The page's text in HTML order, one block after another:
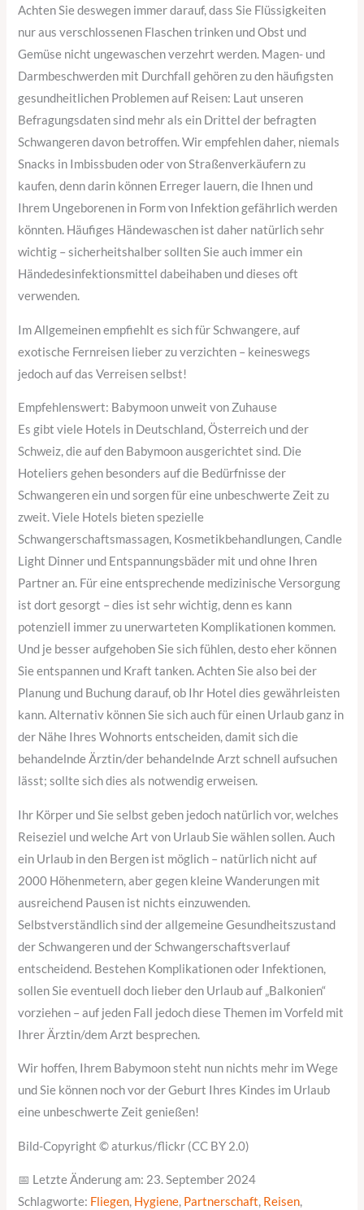
Achten Sie deswegen immer darauf, dass Sie Flüssigkeiten
nur aus verschlossenen Flaschen trinken und Obst und
Gemüse nicht ungewaschen verzehrt werden. Magen- und
Darmbeschwerden mit Durchfall gehören zu den häufigsten
gesundheitlichen Problemen auf Reisen: Laut unseren
Befragungsdaten sind mehr als ein Drittel der befragten
Schwangeren davon betroffen. Wir empfehlen daher, niemals
Snacks in Imbissbuden oder von Straßenverkäufern zu
kaufen, denn darin können Erreger lauern, die Ihnen und
Ihrem Ungeborenen in Form von Infektion gefährlich werden
könnten. Häufiges Händewaschen ist daher natürlich sehr
wichtig – sicherheitshalber sollten Sie auch immer ein
Händedesinfektionsmittel dabeihaben und dieses oft
verwenden.
Im Allgemeinen empfiehlt es sich für Schwangere, auf
exotische Fernreisen lieber zu verzichten – keineswegs
jedoch auf das Verreisen selbst!
Empfehlenswert: Babymoon unweit von Zuhause
Es gibt viele Hotels in Deutschland, Österreich und der
Schweiz, die auf den Babymoon ausgerichtet sind. Die
Hoteliers gehen besonders auf die Bedürfnisse der
Schwangeren ein und sorgen für eine unbeschwerte Zeit zu
zweit. Viele Hotels bieten spezielle
Schwangerschaftsmassagen, Kosmetikbehandlungen, Candle
Light Dinner und Entspannungsbäder mit und ohne Ihren
Partner an. Für eine entsprechende medizinische Versorgung
ist dort gesorgt – dies ist sehr wichtig, denn es kann
potenziell immer zu unerwarteten Komplikationen kommen.
Und je besser aufgehoben Sie sich fühlen, desto eher können
Sie entspannen und Kraft tanken. Achten Sie also bei der
Planung und Buchung darauf, ob Ihr Hotel dies gewährleisten
kann. Alternativ können Sie sich auch für einen Urlaub ganz in
der Nähe Ihres Wohnorts entscheiden, damit sich die
behandelnde Ärztin/der behandelnde Arzt schnell aufsuchen
lässt; sollte sich dies als notwendig erweisen.
Ihr Körper und Sie selbst geben jedoch natürlich vor, welches
Reiseziel und welche Art von Urlaub Sie wählen sollen. Auch
ein Urlaub in den Bergen ist möglich – natürlich nicht auf
2000 Höhenmetern, aber gegen kleine Wanderungen mit
ausreichend Pausen ist nichts einzuwenden.
Selbstverständlich sind der allgemeine Gesundheitszustand
der Schwangeren und der Schwangerschaftsverlauf
entscheidend. Bestehen Komplikationen oder Infektionen,
sollen Sie eventuell doch lieber den Urlaub auf „Balkonien“
vorziehen – auf jeden Fall jedoch diese Themen im Vorfeld mit
Ihrer Ärztin/dem Arzt besprechen.
Wir hoffen, Ihrem Babymoon steht nun nichts mehr im Wege
und Sie können noch vor der Geburt Ihres Kindes im Urlaub
eine unbeschwerte Zeit genießen!
Bild-Copyright © aturkus/flickr (CC BY 2.0)
📅 Letzte Änderung am: 23. September 2024
Schlagworte: Fliegen, Hygiene, Partnerschaft, Reisen,